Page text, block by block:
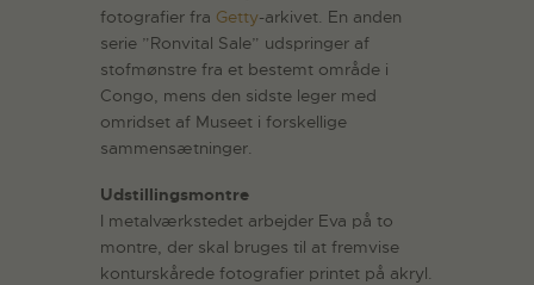
fotografier fra Getty-arkivet. En anden
serie ”Ronvital Sale” udspringer af
stofmønstre fra et bestemt område i
Congo, mens den sidste leger med
omridset af Museet i forskellige
sammensætninger.
Udstillingsmontre
I metalværkstedet arbejder Eva på to
montre, der skal bruges til at fremvise
konturskårede fotografier printet på akryl.